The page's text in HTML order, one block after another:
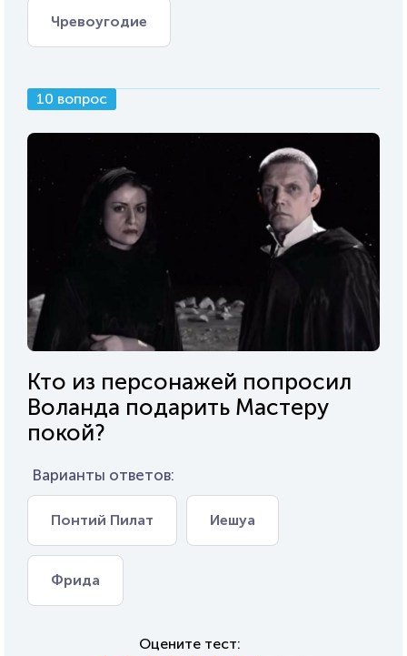
Чревоугодие
10 вопрос
Кто из персонажей попросил
Воланда подарить Мастеру
покой?
Варианты ответов:
Понтий Пилат Иешуа
Фрида
Оцените тест: